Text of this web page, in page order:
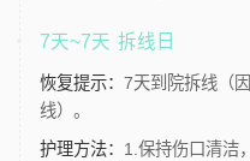
7天~7天 拆线日
恢复提示：7天到院拆线（
线）。
护理方法： 1.保持伤口清洁